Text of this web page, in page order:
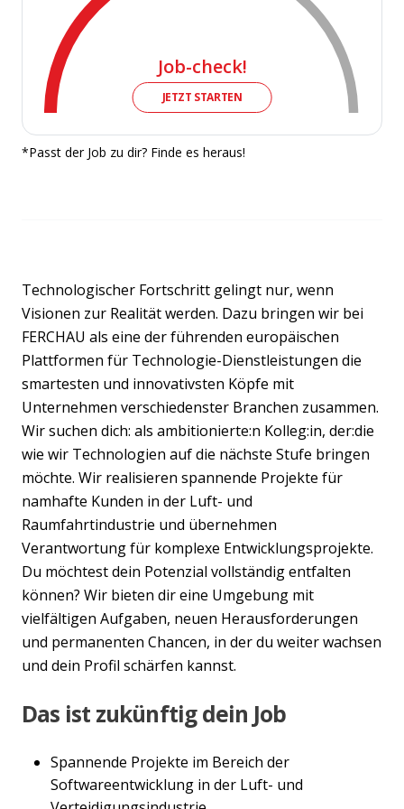
Job-check!
JETZT STARTEN
*Passt der Job zu dir? Finde es heraus!
Technologischer Fortschritt gelingt nur, wenn
Visionen zur Realität werden. Dazu bringen wir bei
FERCHAU als eine der führenden europäischen
Plattformen für Technologie-Dienstleistungen die
smartesten und innovativsten Köpfe mit
Unternehmen verschiedenster Branchen zusammen.
Wir suchen dich: als ambitionierte:n Kolleg:in, der:die
wie wir Technologien auf die nächste Stufe bringen
möchte. Wir realisieren spannende Projekte für
namhafte Kunden in der Luft- und
Raumfahrtindustrie und übernehmen
Verantwortung für komplexe Entwicklungsprojekte.
Du möchtest dein Potenzial vollständig entfalten
können? Wir bieten dir eine Umgebung mit
vielfältigen Aufgaben, neuen Herausforderungen
und permanenten Chancen, in der du weiter wachsen
und dein Profil schärfen kannst.
Das ist zukünftig dein Job
Spannende Projekte im Bereich der
Softwareentwicklung in der Luft- und